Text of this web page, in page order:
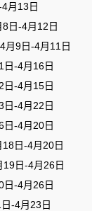
月13日
-4月12日
9日-4月11日
-4月16日
-4月15日
-4月22日
-4月20日
日-4月20日
日-4月26日
-4月26日
-4月23日